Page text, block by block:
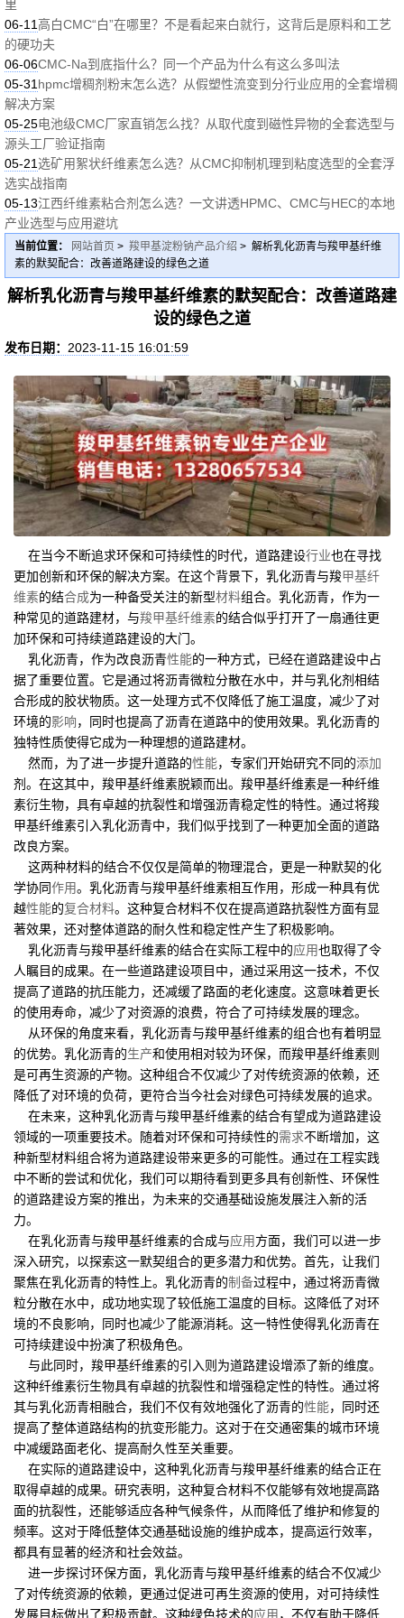
里
06-11高白CMC“白”在哪里？不是看起来白就行，这背后是原料和工艺
的硬功夫
06-06CMC-Na到底指什么？同一个产品为什么有这么多叫法
05-31 hpmc增稠剂粉末怎么选？从假塑性流变到分行业应用的全套增稠
解决方案
05-25电池级CMC厂家直销怎么找？从取代度到磁性异物的全套选型与
源头工厂验证指南
05-21选矿用絮状纤维素怎么选？从CMC抑制机理到粘度选型的全套浮
选实战指南
05-13江西纤维素粘合剂怎么选？一文讲透HPMC、CMC与HEC的本地
产业选型与应用避坑
当前位置： 网站首页 > 羧甲基淀粉钠产品介绍 > 解析乳化沥青与羧甲基纤维
素的默契配合：改善道路建设的绿色之道
解析乳化沥青与羧甲基纤维素的默契配合：改善道路建
设的绿色之道
发布日期： 2023-11-15 16:01:59
在当今不断追求环保和可持续性的时代，道路建设行业也在寻找
更加创新和环保的解决方案。在这个背景下，乳化沥青与羧甲基纤
维素的结合成为一种备受关注的新型材料组合。乳化沥青，作为一
种常见的道路建材，与羧甲基纤维素的结合似乎打开了一扇通往更
加环保和可持续道路建设的大门。
乳化沥青，作为改良沥青性能的一种方式，已经在道路建设中占
据了重要位置。它是通过将沥青微粒分散在水中，并与乳化剂相结
合形成的胶状物质。这一处理方式不仅降低了施工温度，减少了对
环境的影响，同时也提高了沥青在道路中的使用效果。乳化沥青的
独特性质使得它成为一种理想的道路建材。
然而，为了进一步提升道路的性能，专家们开始研究不同的添加
剂。在这其中，羧甲基纤维素脱颖而出。羧甲基纤维素是一种纤维
素衍生物，具有卓越的抗裂性和增强沥青稳定性的特性。通过将羧
甲基纤维素引入乳化沥青中，我们似乎找到了一种更加全面的道路
改良方案。
这两种材料的结合不仅仅是简单的物理混合，更是一种默契的化
学协同作用。乳化沥青与羧甲基纤维素相互作用，形成一种具有优
越性能的复合材料。这种复合材料不仅在提高道路抗裂性方面有显
著效果，还对整体道路的耐久性和稳定性产生了积极影响。
乳化沥青与羧甲基纤维素的结合在实际工程中的应用也取得了令
人瞩目的成果。在一些道路建设项目中，通过采用这一技术，不仅
提高了道路的抗压能力，还减缓了路面的老化速度。这意味着更长
的使用寿命，减少了对资源的浪费，符合了可持续发展的理念。
从环保的角度来看，乳化沥青与羧甲基纤维素的组合也有着明显
的优势。乳化沥青的生产和使用相对较为环保，而羧甲基纤维素则
是可再生资源的产物。这种组合不仅减少了对传统资源的依赖，还
降低了对环境的负荷，更符合当今社会对绿色可持续发展的追求。
在未来，这种乳化沥青与羧甲基纤维素的结合有望成为道路建设
领域的一项重要技术。随着对环保和可持续性的需求不断增加，这
种新型材料组合将为道路建设带来更多的可能性。通过在工程实践
中不断的尝试和优化，我们可以期待看到更多具有创新性、环保性
的道路建设方案的推出，为未来的交通基础设施发展注入新的活
力。
在乳化沥青与羧甲基纤维素的合成与应用方面，我们可以进一步
深入研究，以探索这一默契组合的更多潜力和优势。首先，让我们
聚焦在乳化沥青的特性上。乳化沥青的制备过程中，通过将沥青微
粒分散在水中，成功地实现了较低施工温度的目标。这降低了对环
境的不良影响，同时也减少了能源消耗。这一特性使得乳化沥青在
可持续建设中扮演了积极角色。
与此同时，羧甲基纤维素的引入则为道路建设增添了新的维度。
这种纤维素衍生物具有卓越的抗裂性和增强稳定性的特性。通过将
其与乳化沥青相融合，我们不仅有效地强化了沥青的性能，同时还
提高了整体道路结构的抗变形能力。这对于在交通密集的城市环境
中减缓路面老化、提高耐久性至关重要。
在实际的道路建设中，这种乳化沥青与羧甲基纤维素的结合正在
取得卓越的成果。研究表明，这种复合材料不仅能够有效地提高路
面的抗裂性，还能够适应各种气候条件，从而降低了维护和修复的
频率。这对于降低整体交通基础设施的维护成本，提高运行效率，
都具有显著的经济和社会效益。
进一步探讨环保方面，乳化沥青与羧甲基纤维素的结合不仅减少
了对传统资源的依赖，更通过促进可再生资源的使用，对可持续性
发展目标做出了积极贡献。这种绿色技术的应用 ，不仅有助于降低